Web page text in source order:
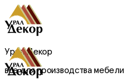
Урал Декор
все для производства мебели